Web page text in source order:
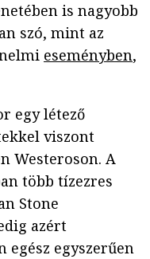
is nagyobb
szó, mint az
eseményben,
egy létező
viszont
Westeroson. A
több tízezres
Stone
azért
egész egyszerűen